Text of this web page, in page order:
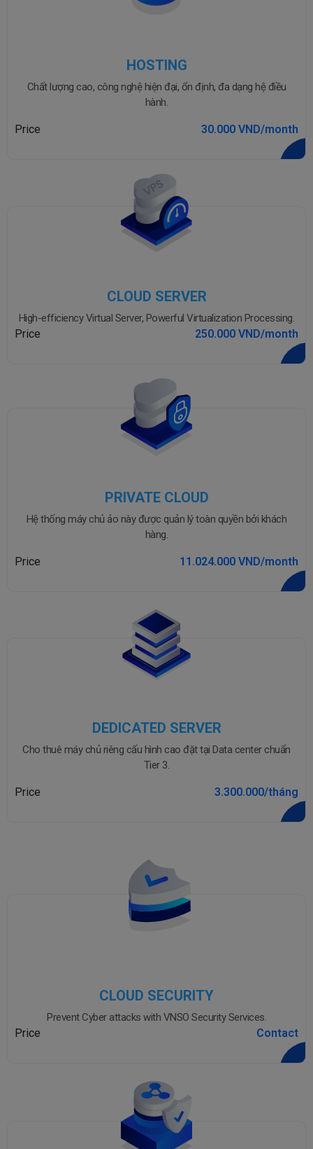
HOSTING
Chất lượng cao, công nghệ hiện đại, ổn định, đa dạng hệ điều
hành.
Price 30.000 VND/month
CLOUD SERVER
High-efficiency Virtual Server, Powerful Virtualization Processing.
Price 250.000 VND/month
PRIVATE CLOUD
Hệ thống máy chủ ảo này được quản lý toàn quyền bởi khách
hàng.
Price 11.024.000 VND/month
DEDICATED SERVER
Cho thuê máy chủ riêng cấu hình cao đặt tại Data center chuẩn
Tier 3.
Price 3.300.000/tháng
CLOUD SECURITY
Prevent Cyber attacks with VNSO Security Services.
Price Contact